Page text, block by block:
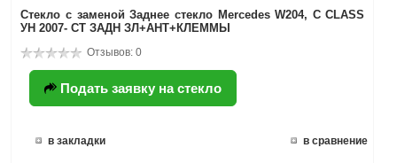
Стекло с заменой Заднее стекло Mercedes W204, C CLASS
УН 2007- СТ ЗАДН ЗЛ+АНТ+КЛЕММЫ
Отзывов: 0
Подать заявку на стекло
в закладки в сравнение